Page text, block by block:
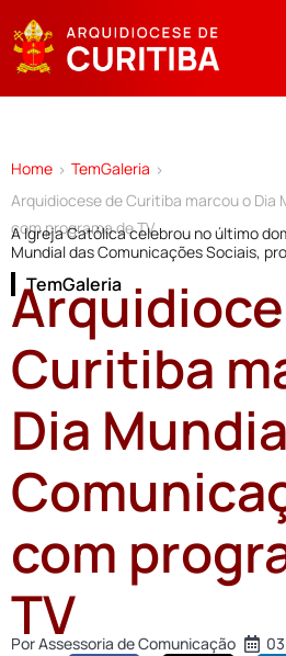
Home > TemGaleria >
Arquidiocese de Curitiba marcou o Dia
com programa de TV
A Igreja Católica celebrou no último
Mundial das Comunicações Sociais,
TemGaleria
Curitiba
Dia
com
TV
PorAssessoria de Comunicação